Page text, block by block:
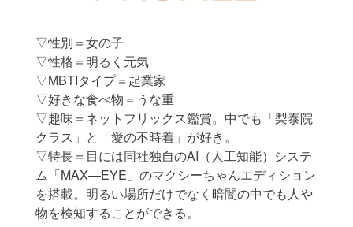
▽性別＝女の子
▽性格＝明るく元気
▽MBTIタイプ＝起業家
▽好きな食べ物＝うな重
▽趣味＝ネットフリックス鑑賞。中でも「梨泰院
クラス」と「愛の不時着」が好き。
▽特長＝目には同社独自のAI（人工知能）システ
ム「MAX―EYE」のマクシーちゃんエディション
を搭載。明るい場所だけでなく暗闇の中でも人や
物を検知することができる。